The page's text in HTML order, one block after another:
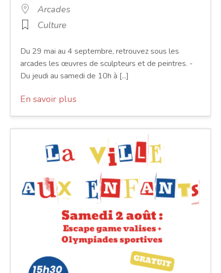
Arcades
Culture
Du 29 mai au 4 septembre, retrouvez sous les
arcades les œuvres de sculpteurs et de peintres. -
Du jeudi au samedi de 10h à [...]
En savoir plus